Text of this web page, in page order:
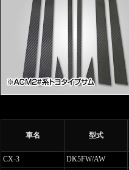
車名 型式
CX-3
DK5FW/AW